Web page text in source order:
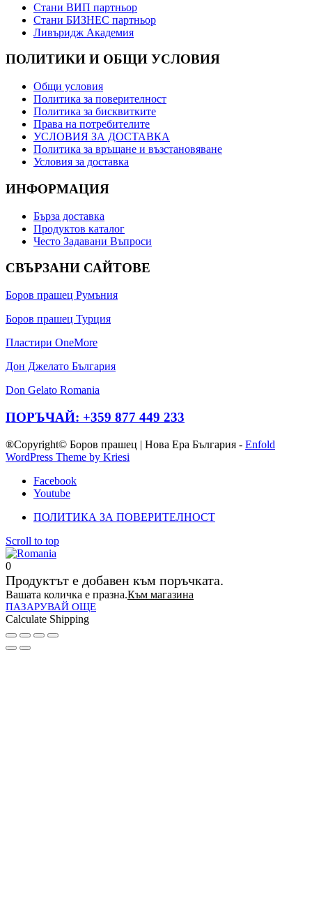
Стани ВИП партньор
Стани БИЗНЕС партньор
Ливъридж Академия
ПОЛИТИКИ И ОБЩИ УСЛОВИЯ
Общи условия
Политика за поверителност
Политика за бисквитките
Права на потребителите
УСЛОВИЯ ЗА ДОСТАВКА
Политика за връщане и възстановяване
Условия за доставка
ИНФОРМАЦИЯ
Бърза доставка
Продуктов каталог
Често Задавани Въпроси
СВЪРЗАНИ САЙТОВЕ
Боров прашец Румъния
Боров прашец Турция
Пластири OneMore
Дон Джелато България
Don Gelato Romania
ПОРЪЧАЙ: +359 877 449 233
®Copyright© Боров прашец | Нова Ера България - Enfold
WordPress Theme by Kriesi
Facebook
Youtube
ПОЛИТИКА ЗА ПОВЕРИТЕЛНОСТ
Scroll to top
0
Продуктът е добавен към поръчката.
Вашата количка е празна.Към магазина
ПАЗАРУВАЙ ОЩЕ
Calculate Shipping